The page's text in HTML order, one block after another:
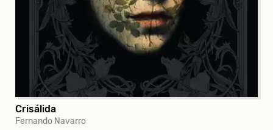
Crisálida
Fernando Navarro